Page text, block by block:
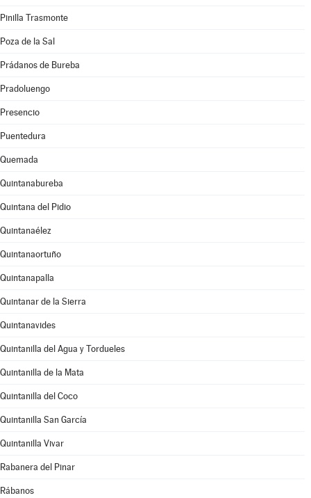
Pinilla Trasmonte
Poza de la Sal
Prádanos de Bureba
Pradoluengo
Presencio
Puentedura
Quemada
Quintanabureba
Quintana del Pidio
Quintanaélez
Quintanaortuño
Quintanapalla
Quintanar de la Sierra
Quintanavides
Quintanilla del Agua y Tordueles
Quintanilla de la Mata
Quintanilla del Coco
Quintanilla San García
Quintanilla Vivar
Rabanera del Pinar
Rábanos